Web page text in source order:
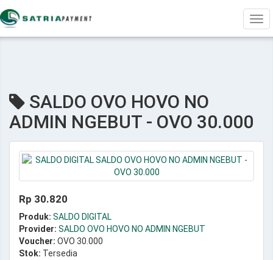
SALDO OVO HOVO NO
ADMIN NGEBUT - OVO 30.000
Rp 30.820
Produk: SALDO DIGITAL
Provider: SALDO OVO HOVO NO ADMIN NGEBUT
Voucher: OVO 30.000
Stok: Tersedia